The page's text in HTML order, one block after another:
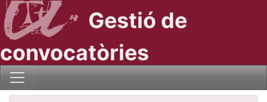
Gestió de
convocatòries